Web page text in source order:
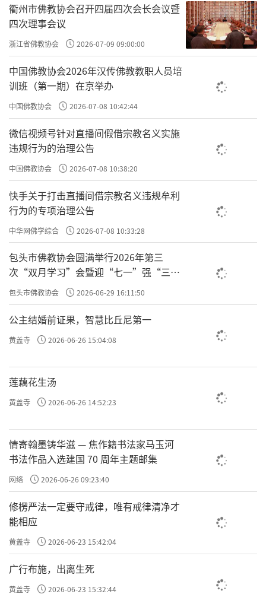
衢州市佛教协会召开四届四次会长会议暨
四次理事会议
浙江省佛教协会 2026-07-09 09:00:00
中国佛教协会2026年汉传佛教教职人员培
训班（第一期）在京举办
中国佛教协会 2026-07-08 10:42:44
微信视频号针对直播间假借宗教名义实施
违规行为的治理公告
中国佛教协会 2026-07-08 10:38:20
快手关于打击直播间借宗教名义违规牟利
行为的专项治理公告
中华网佛学综合 2026-07-08 10:33:28
包头市佛教协会圆满举行2026年第三
次“双月学习”会暨迎“七一”强“三
爱”主题书画笔会
包头市佛教协会 2026-06-29 16:11:50
公主结婚前证果，智慧比丘尼第一
黄盖寺 2026-06-26 15:04:08
莲藕花生汤
黄盖寺 2026-06-26 14:52:23
情寄翰墨铸华滋 — 焦作籍书法家马玉河
书法作品入选建国 70 周年主题邮集
网络 2026-06-26 09:23:40
修楞严法一定要守戒律，唯有戒律清净才
能相应
黄盖寺 2026-06-23 15:42:04
广行布施，出离生死
黄盖寺 2026-06-23 15:32:44